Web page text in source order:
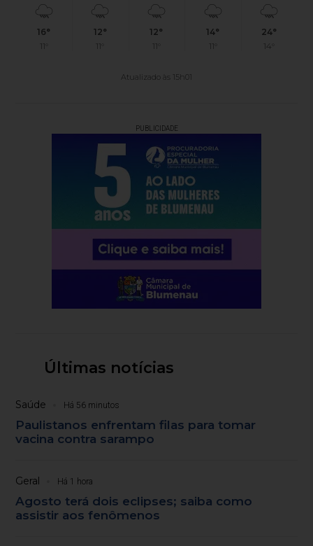
16°
11°
12°
11°
12°
11°
14°
11°
24°
14°
Atualizado às 15h01
PUBLICIDADE
Últimas notícias
Saúde Há 56 minutos
Paulistanos enfrentam filas para tomar
vacina contra sarampo
Geral Há 1 hora
Agosto terá dois eclipses; saiba como
assistir aos fenômenos